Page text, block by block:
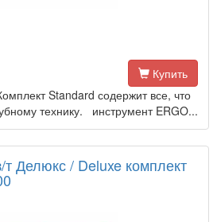
Купить
Standard содержит все, что
технику. инструмент ERGO...
Делюкс / Deluxe комплект